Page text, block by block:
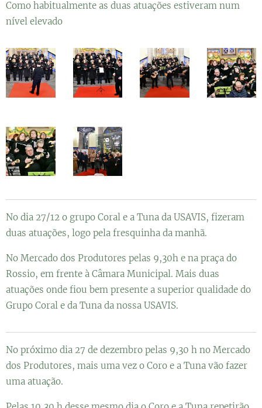
Como habitualmente as duas atuações estiveram num
nível elevado
No dia 27/12 o grupo Coral e a Tuna da USAVIS, fizeram
duas atuações, logo pela fresquinha da manhã.
No Mercado dos Produtores pelas 9,30h e na praça do
Rossio, em frente à Câmara Municipal. Mais duas
atuações onde fiou bem presente a superior qualidade do
Grupo Coral e da Tuna da nossa USAVIS.
No próximo dia 27 de dezembro pelas 9,30 h no Mercado
dos Produtores, mais uma vez o Coro e a Tuna vão fazer
uma atuação.